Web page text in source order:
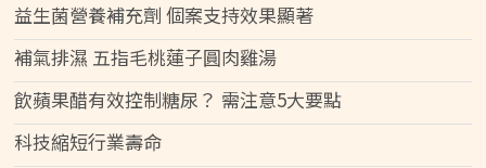
益生菌營養補充劑 個案支持效果顯著
補氣排濕 五指毛桃蓮子圓肉雞湯
飲蘋果醋有效控制糖尿？ 需注意5大要點
科技縮短行業壽命